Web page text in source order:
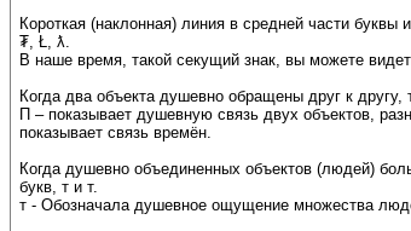
Короткая (наклонная) линия в средней части
₮, Ł, ƛ.
В наше время, такой секущий знак, вы можете
Когда два объекта душевно обращены друг к другу,
П – показывает душевную связь двух объектов,
показывает связь времён.
Когда душевно объединенных объектов (людей)
букв, т и т.
т - Обозначала душевное ощущение множества